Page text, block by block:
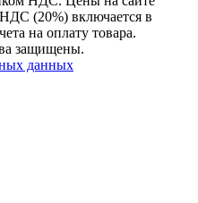
(20%) включается в
на оплату товара.
защищены.
данных